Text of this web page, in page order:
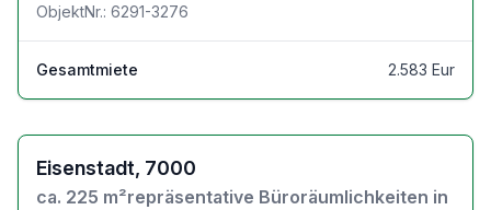
ObjektNr.: 6291-3276
Gesamtmiete 2.583 Eur
Zu den Objektdetails
Eisenstadt, 7000
ca. 225 m²repräsentative Büroräumlichkeiten in